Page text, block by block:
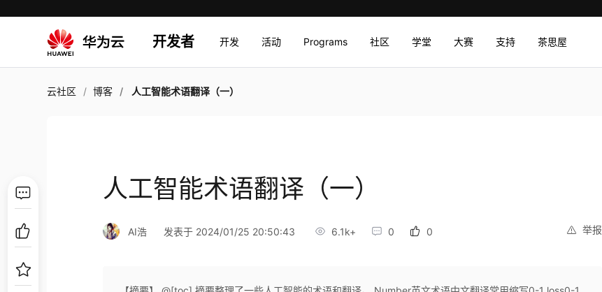
开发者 开发 活动 Programs 社区 学堂 大赛 支持 茶思屋
云社区 博客 人工智能术语翻译（一）
人工智能术语翻译（一）
举报
AI浩 发表于 2024/01/25 20:50:43 6.1k+ 0 0